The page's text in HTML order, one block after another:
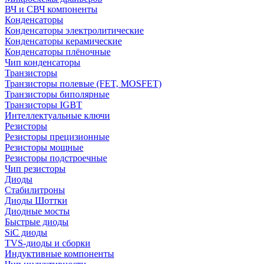
ВЧ и СВЧ компоненты
Конденсаторы
Конденсаторы электролитические
Конденсаторы керамические
Конденсаторы плёночные
Чип конденсаторы
Транзисторы
Транзисторы полевые (FET, MOSFET)
Транзисторы биполярные
Транзисторы IGBT
Интеллектуальные ключи
Резисторы
Резисторы прецизионные
Резисторы мощные
Резисторы подстроечные
Чип резисторы
Диоды
Стабилитроны
Диоды Шоттки
Диодные мосты
Быстрые диоды
SiC диоды
TVS-диоды и сборки
Индуктивные компоненты